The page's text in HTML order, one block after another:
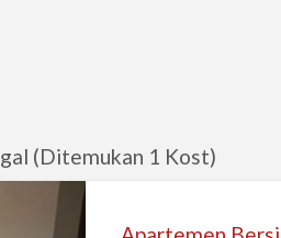
(Ditemukan 1 Kost)